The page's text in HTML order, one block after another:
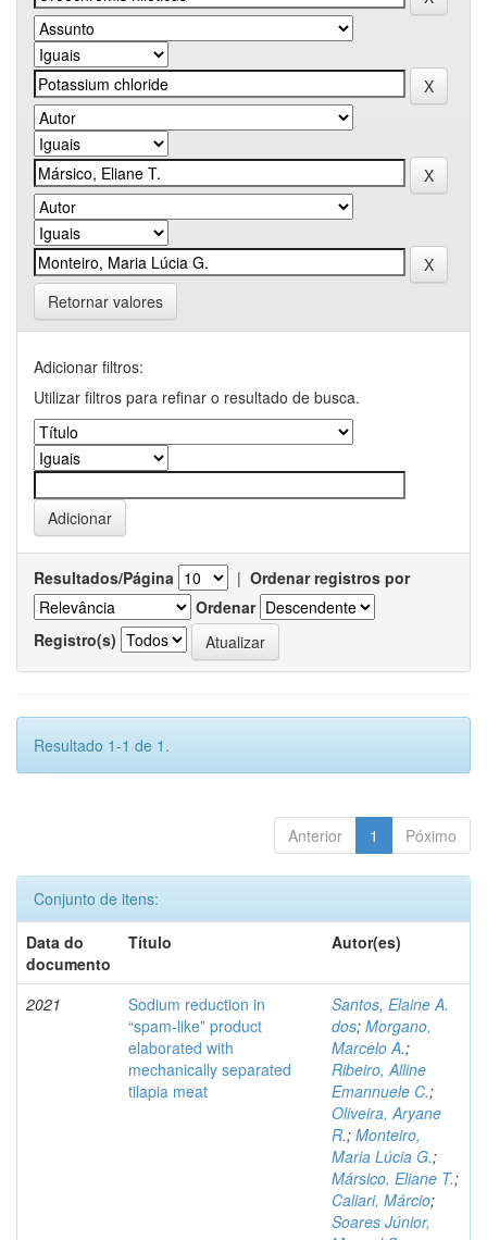
Retornar valores
Adicionar filtros:
Utilizar filtros para refinar o resultado de busca.
Resultados/Página | Ordenar registros por
Ordenar
Registro(s)
Resultado 1-1 de 1.
Anterior 1 Póximo
Conjunto de itens:
Data do
documento
Título Autor(es)
2021
Sodium reduction in
“spam-like” product
elaborated with
mechanically separated
tilapia meat
Santos, Elaine A.
dos; Morgano,
Marcelo A.;
Ribeiro, Alline
Emannuele C.;
Oliveira, Aryane
R.; Monteiro,
Maria Lúcia G.;
Mársico, Eliane T.;
Caliari, Márcio;
Soares Júnior,